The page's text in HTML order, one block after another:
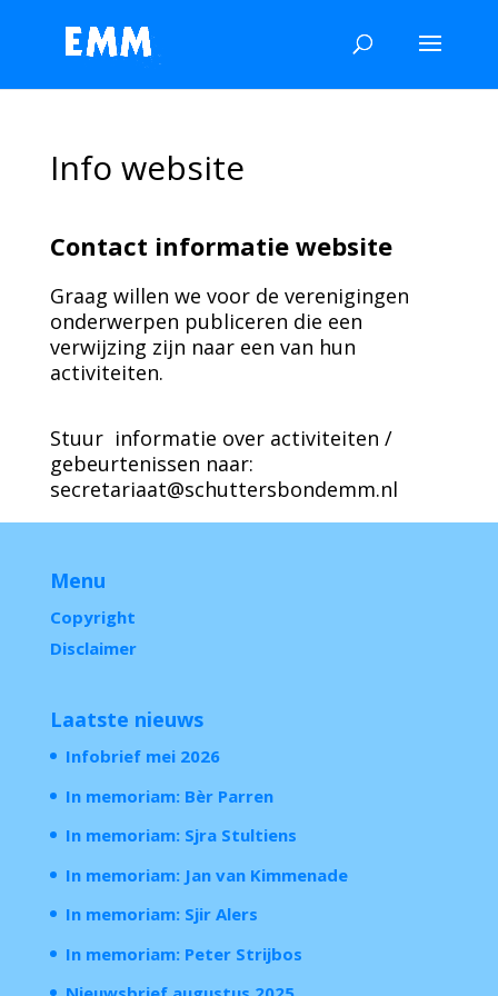
Info website
Contact informatie website
Graag willen we voor de verenigingen
onderwerpen publiceren die een
verwijzing zijn naar een van hun
activiteiten.
Stuur informatie over activiteiten /
gebeurtenissen naar:
secretariaat@schuttersbondemm.nl
Menu
Copyright
Disclaimer
Laatste nieuws
Infobrief mei 2026
In memoriam: Bèr Parren
In memoriam: Sjra Stultiens
In memoriam: Jan van Kimmenade
In memoriam: Sjir Alers
In memoriam: Peter Strijbos